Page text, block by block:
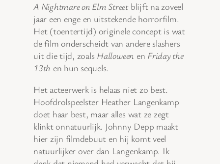
A Nightmare on Elm Streetblijft na zoveel
jaar een enge en uitstekende horrorfilm.
Het (toentertijd) originele concept is wat
de film onderscheidt van andere slashers
uit die tijd, zoals Halloween en Friday the
13th en hun sequels.
Het acteerwerk is helaas niet zo best.
Hoofdrolspeelster Heather Langenkamp
doet haar best, maar alles wat ze zegt
klinkt onnatuurlijk. Johnny Depp maakt
hier zijn filmdebuut en hij komt veel
natuurlijker over dan Langenkamp. Ik